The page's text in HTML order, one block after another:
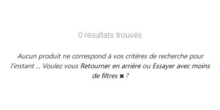
0 résultats trouvés
Aucun produit ne correspond à vos critères de recherche pour
l'instant ... Voulez vous Retourner en arrière ou Essayer avec moins
de filtres
?